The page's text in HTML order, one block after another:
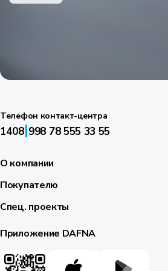
Телефон контакт-центра
1408|998 78 555 33 55
О компании
Покупателю
Спец. проекты
Приложение DAFNA